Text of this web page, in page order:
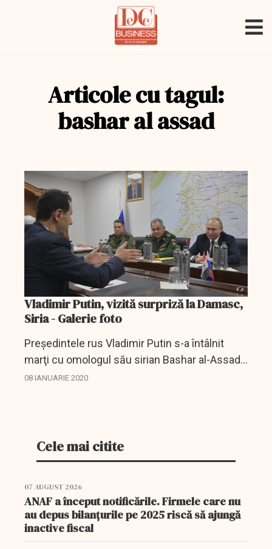
Articole cu tagul:
bashar al assad
Vladimir Putin, vizită surpriză la Damasc,
Siria - Galerie foto
Preşedintele rus Vladimir Putin s-a întâlnit
marţi cu omologul său sirian Bashar al-Assad
cu ocazia unei vizite surpriză la Damasc,
08 IANUARIE 2020
Cele mai citite
07 AUGUST 2026
ANAF a început notificările. Firmele care nu
au depus bilanțurile pe 2025 riscă să ajungă
inactive fiscal